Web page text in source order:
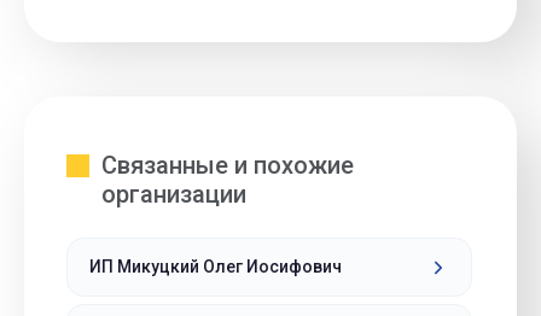
Связанные и похожие
организации
ИП Микуцкий Олег Иосифович